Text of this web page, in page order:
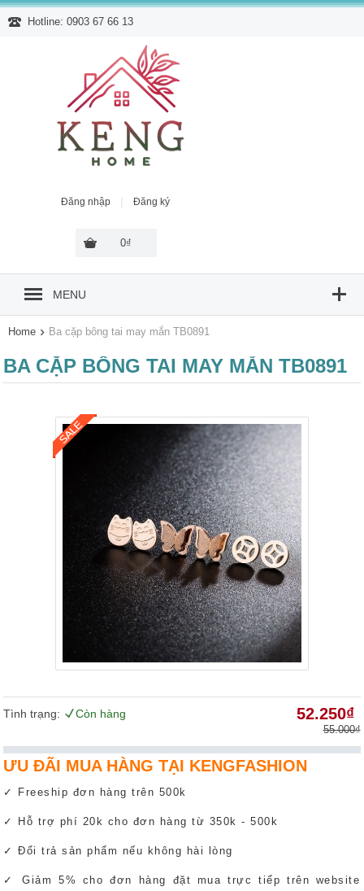
Hotline: 0903 67 66 13
0₫
Đăng nhập | Đăng ký
MENU
Home › Ba cặp bông tai may mắn TB0891
BA CẶP BÔNG TAI MAY MẮN TB0891
Tình trạng: Còn hàng 52.250₫
55.000₫
ƯU ĐÃI MUA HÀNG TẠI KENGFASHION
✓ Freeship đơn hàng trên 500k
✓ Hỗ trợ phí 20k cho đơn hàng từ 350k - 500k
✓ Đổi trả sản phẩm nếu không hài lòng
✓ Giảm 5% cho đơn hàng đặt mua trực tiếp trên website